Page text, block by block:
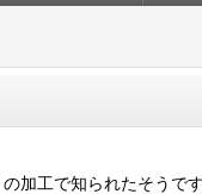
加工で知られたそうで